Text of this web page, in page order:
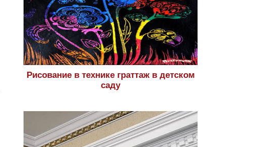
Рисование в технике граттаж в детском
саду